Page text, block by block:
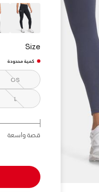
Size
كمية محدودة
OS
L
قصة واسعة